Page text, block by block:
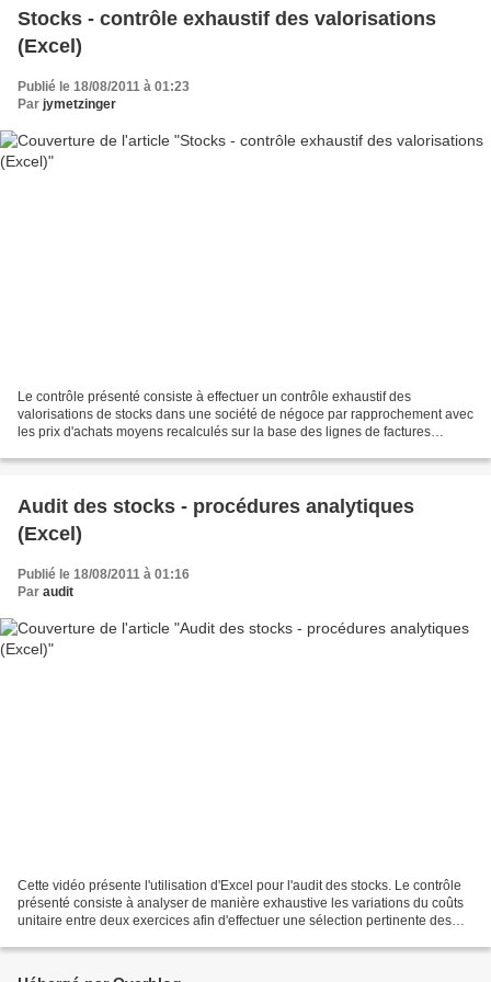
Stocks - contrôle exhaustif des valorisations
(Excel)
Publié le 18/08/2011 à 01:23
Par jymetzinger
Le contrôle présenté consiste à effectuer un contrôle exhaustif des
valorisations de stocks dans une société de négoce par rapprochement avec
les prix d'achats moyens recalculés sur la base des lignes de factures
Audit des stocks - procédures analytiques
(Excel)
Publié le 18/08/2011 à 01:16
Par audit
Cette vidéo présente l'utilisation d'Excel pour l'audit des stocks. Le contrôle
présenté consiste à analyser de manière exhaustive les variations du coûts
unitaire entre deux exercices afin d'effectuer une sélection pertinente des